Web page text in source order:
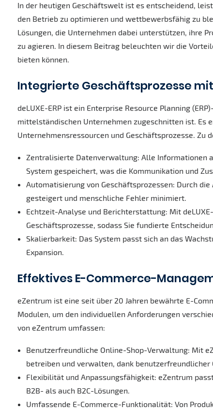
In der heutigen Geschäftswelt ist es entscheidend,
den Betrieb zu optimieren und wettbewerbsfähig zu
Lösungen, die Unternehmen dabei unterstützen, ihre
zu agieren. In diesem Beitrag beleuchten wir die
bieten können.
Integrierte Geschäftsprozesse mit
deLUXE-ERP ist ein Enterprise Resource Planning
mittelständischen Unternehmen zugeschnitten ist.
Unternehmensressourcen und Geschäftsprozesse. Zu
Zentralisierte Datenverwaltung: Alle Informationen
System gespeichert, was die Kommunikation und
Automatisierung von Geschäftsprozessen: Durch
gesteigert und menschliche Fehler minimiert.
Echtzeit-Analyse und Berichterstattung: Mit
Geschäftsprozesse, sodass Sie fundierte
Skalierbarkeit: Das System passt sich an das
Expansion.
Effektives E-Commerce-
eZentrum ist eine seit über 20 Jahren bewährte E-
Modulen, um den individuellen Anforderungen
von eZentrum umfassen:
Benutzerfreundliche Online-Shop-Verwaltung: Mit
betreiben und verwalten, dank benutzerfreundlicher
Flexibilität und Anpassungsfähigkeit: eZentrum
B2B- als auch B2C-Lösungen.
Umfassende E-Commerce-Funktionalität: Von